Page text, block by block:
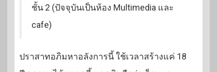
ชั้น 2 (ปัจจุบันเป็นห้อง Multimedia และ
cafe)
ปราสาทอภิมหาอลังการนี้ ใช้เวลาสร้างแค่ 18